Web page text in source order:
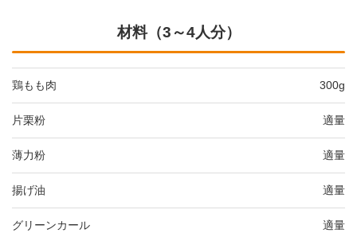
材料（3～4人分）
鶏もも肉 300g
片栗粉 適量
薄力粉 適量
揚げ油 適量
グリーンカール 適量